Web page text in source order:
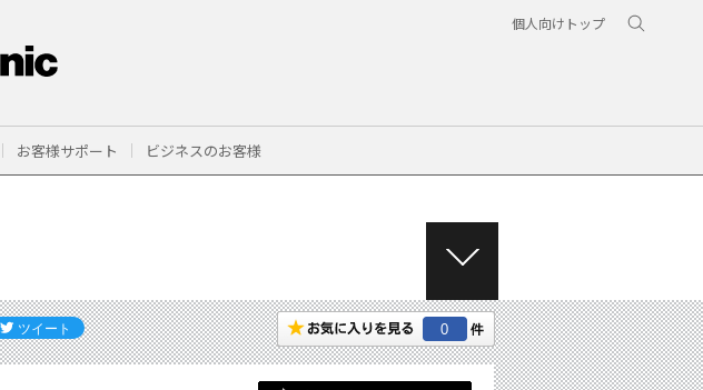
個人向けトップ
お客様サポート ビジネスのお客様
E
N 0